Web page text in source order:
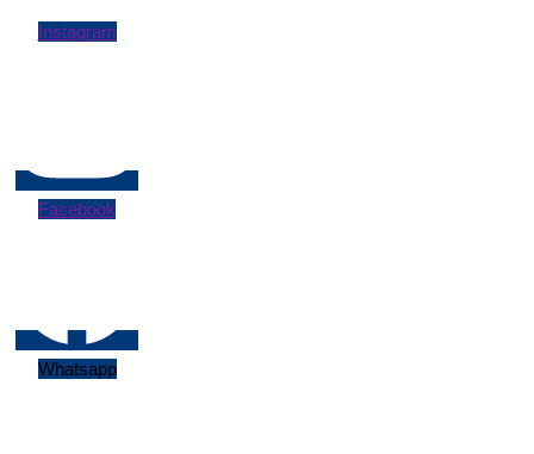
Instagram
Facebook
Whatsapp